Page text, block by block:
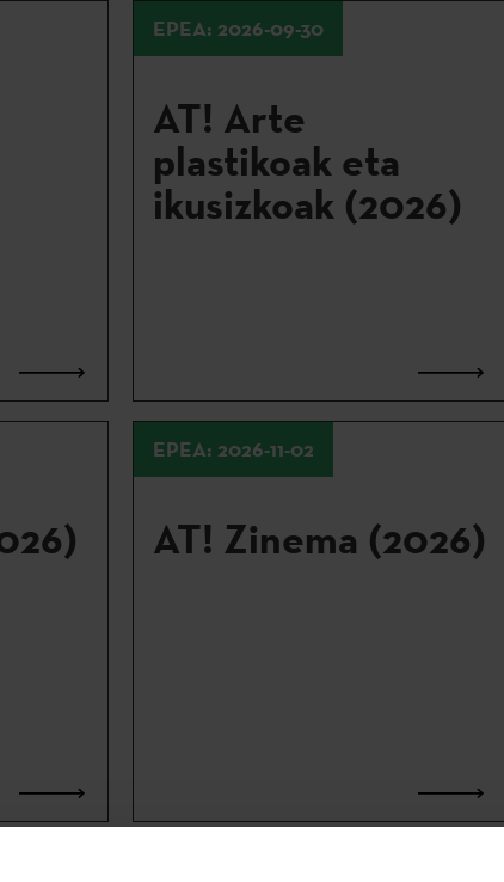
EPEA: 2026-09-30
AT! Arte
plastikoak eta
ikusizkoak (2026)
EPEA: 2026-11-02
AT! Zinema (2026)